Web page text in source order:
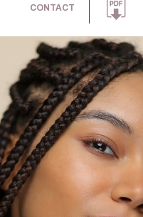
CONTACT